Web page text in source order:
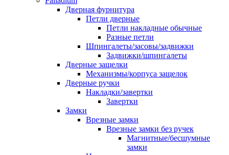
Дверная фурнитура
Петли дверные
Петли накладные обычные
Разные петли
Шпингалеты/засовы/задвижки
Задвижки/шпингалеты
Дверные защелки
Механизмы/корпуса защелок
Дверные ручки
Накладки/завертки
Завертки
Замки
Врезные замки
Врезные замки без ручек
Магнитные/бесшумные
замки